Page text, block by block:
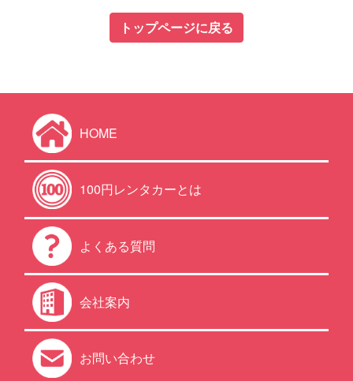
トップページに戻る
HOME
100円レンタカーとは
よくある質問
会社案内
お問い合わせ